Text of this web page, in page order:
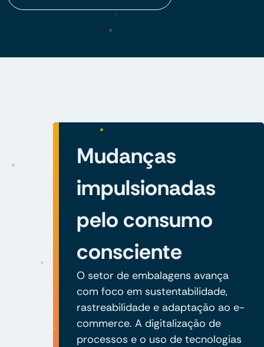
Mudanças
impulsionadas
pelo consumo
consciente
O setor de embalagens avança
com foco em sustentabilidade,
rastreabilidade e adaptação ao e-
commerce. A digitalização de
processos e o uso de tecnologias